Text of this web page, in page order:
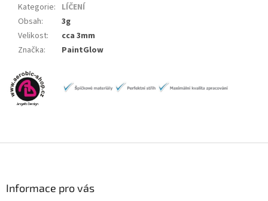
Kategorie: LÍČENÍ
Obsah:
3g
Velikost:
cca 3mm
Značka: PaintGlow
Informace pro vás